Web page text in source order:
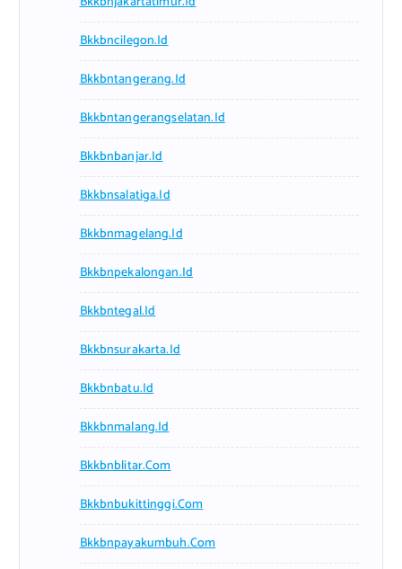
Bkkbncilegon.id
Bkkbntangerang.id
Bkkbntangerangselatan.id
Bkkbnbanjar.id
Bkkbnsalatiga.id
Bkkbnmagelang.id
Bkkbnpekalongan.id
Bkkbntegal.id
Bkkbnsurakarta.id
Bkkbnbatu.id
Bkkbnmalang.id
Bkkbnblitar.com
Bkkbnbukittinggi.com
Bkkbnpayakumbuh.com